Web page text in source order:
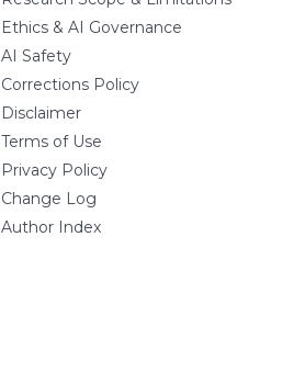
Ethics & AI Governance
AI Safety
Corrections Policy
Disclaimer
Terms of Use
Privacy Policy
Change Log
Author Index